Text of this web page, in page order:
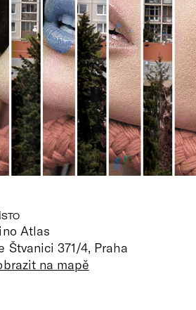
Atlas
Štvanici 371/4, Praha
na mapě